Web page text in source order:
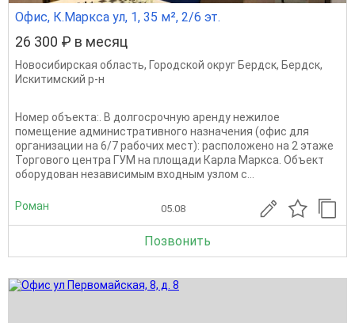
Офис, К.Маркса ул, 1, 35 м², 2/6 эт.
26 300 ₽ в месяц
Новосибирская область, Городской округ Бердск, Бердск,
Искитимский р-н
Номер объекта:. В долгосрочную аренду нежилое
помещение административного назначения (офис для
организации на 6/7 рабочих мест): расположено на 2 этаже
Торгового центра ГУМ на площади Карла Маркса. Объект
оборудован независимым входным узлом с...
Роман 05.08
Позвонить